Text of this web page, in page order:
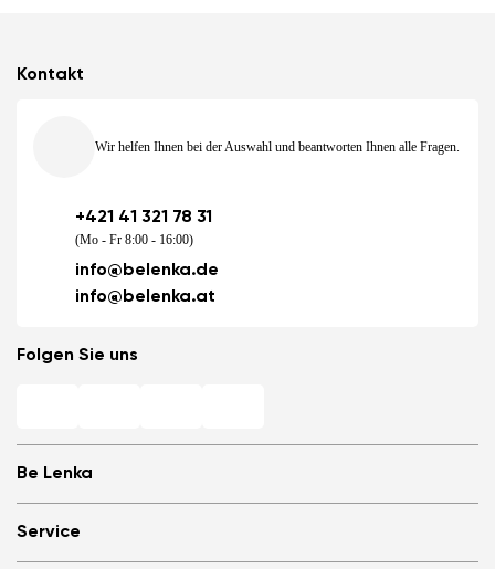
Be Lenka
Store Locator
Service
Kontakt
Wir helfen Ihnen bei der Auswahl und beantworten Ihnen alle Fragen.
+421 41 321 78 31
(Mo - Fr 8:00 - 16:00)
info@belenka.de
info@belenka.at
Folgen Sie uns